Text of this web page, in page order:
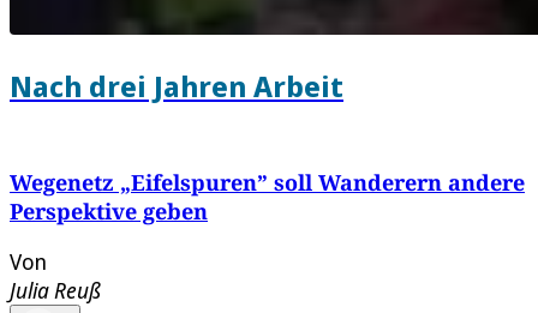
Nach drei Jahren Arbeit
Wegenetz „Eifelspuren” soll Wanderern andere
Perspektive geben
Von
Julia Reuß